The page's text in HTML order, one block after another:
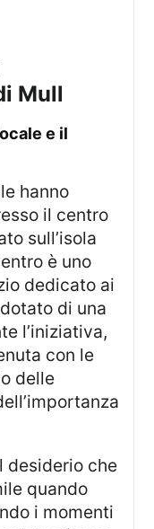
Mull
il centro
sull’isola
è uno
dedicato ai
di una
l’iniziativa,
con le
delle
quando
i momenti